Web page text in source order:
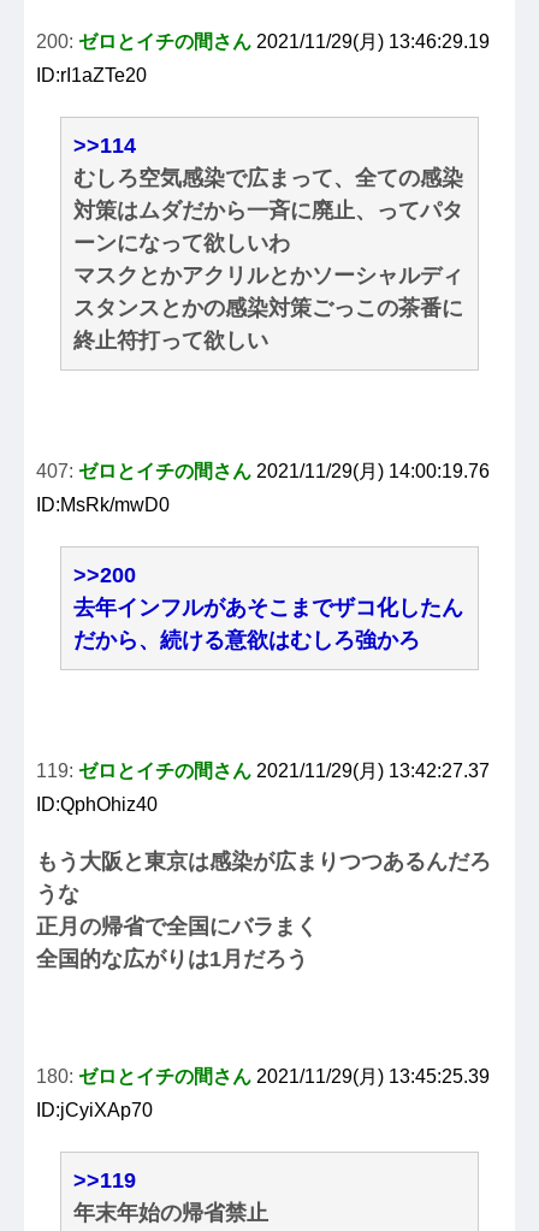
200: ゼロとイチの間さん 2021/11/29(月) 13:46:29.19
ID:rI1aZTe20
>>114
むしろ空気感染で広まって、全ての感染
対策はムダだから一斉に廃止、ってパタ
ーンになって欲しいわ
マスクとかアクリルとかソーシャルディ
スタンスとかの感染対策ごっこの茶番に
終止符打って欲しい
407: ゼロとイチの間さん 2021/11/29(月) 14:00:19.76
ID:MsRk/mwD0
>>200
去年インフルがあそこまでザコ化したん
だから、続ける意欲はむしろ強かろ
119: ゼロとイチの間さん 2021/11/29(月) 13:42:27.37
ID:QphOhiz40
もう大阪と東京は感染が広まりつつあるんだろ
うな
正月の帰省で全国にバラまく
全国的な広がりは1月だろう
180: ゼロとイチの間さん 2021/11/29(月) 13:45:25.39
ID:jCyiXAp70
>>119
年末年始の帰省禁止